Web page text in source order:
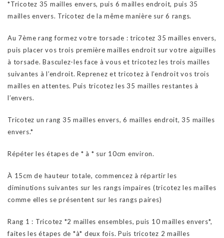
*Tricotez 35 mailles envers, puis 6 mailles endroit, puis 35
mailles envers. Tricotez de la même manière sur 6 rangs.
Au 7ème rang formez votre torsade : tricotez 35 mailles envers,
puis placer vos trois première mailles endroit sur votre aiguilles
à torsade. Basculez-les face à vous et tricotez les trois mailles
suivantes à l’endroit. Reprenez et tricotez à l’endroit vos trois
mailles en attentes. Puis tricotez les 35 mailles restantes à
l’envers.
Tricotez un rang 35 mailles envers, 6 mailles endroit, 35 mailles
envers.*
Répéter les étapes de * à * sur 10cm environ.
À 15cm de hauteur totale, commencez à répartir les
diminutions suivantes sur les rangs impaires (tricotez les mailles
comme elles se présentent sur les rangs paires)
Rang 1 : Tricotez *2 mailles ensembles, puis 10 mailles envers*,
faites les étapes de *à* deux fois. Puis tricotez 2 mailles